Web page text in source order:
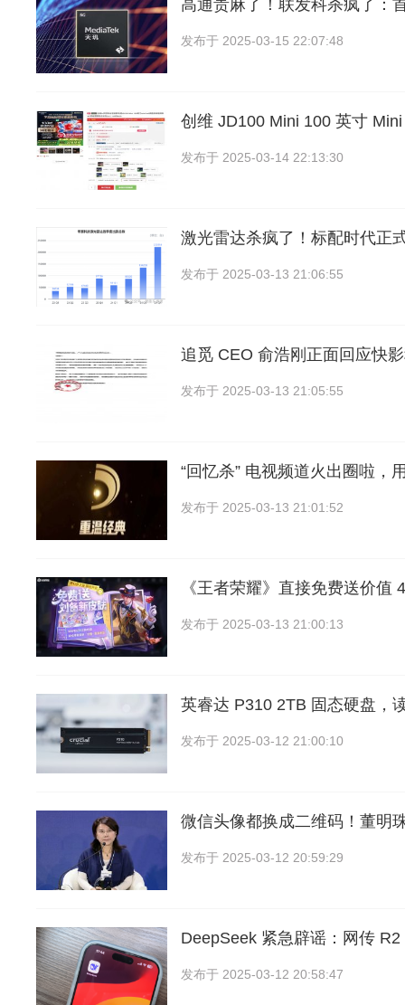
高通贵麻了！联发科杀疯了：
发布于 2025-03-15 22:07:48
创维 JD100 Mini 100 英寸
发布于 2025-03-14 22:13:30
激光雷达杀疯了！标配时代正
发布于 2025-03-13 21:06:55
追觅 CEO 俞浩刚正面回应快
发布于 2025-03-13 21:05:55
“回忆杀” 电视频道火出圈啦，
发布于 2025-03-13 21:01:52
《王者荣耀》直接免费送价值
发布于 2025-03-13 21:00:13
英睿达 P310 2TB 固态硬盘，
发布于 2025-03-12 21:00:10
微信头像都换成二维码！董明
发布于 2025-03-12 20:59:29
DeepSeek 紧急辟谣：网传
发布于 2025-03-12 20:58:47